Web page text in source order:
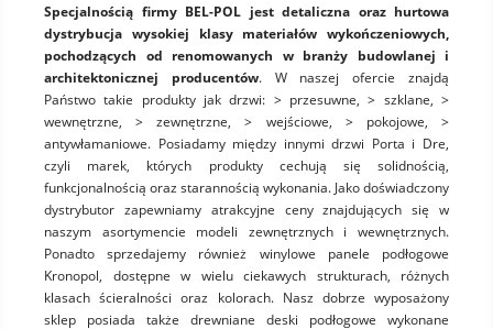
Specjalnością firmy BEL-POL jest detaliczna oraz hurtowa
dystrybucja wysokiej klasy materiałów wykończeniowych,
pochodzących od renomowanych w branży budowlanej i
architektonicznej producentów. W naszej ofercie znajdą
Państwo takie produkty jak drzwi: > przesuwne, > szklane, >
wewnętrzne, > zewnętrzne, > wejściowe, > pokojowe, >
antywłamaniowe. Posiadamy między innymi drzwi Porta i Dre,
czyli marek, których produkty cechują się solidnością,
funkcjonalnością oraz starannością wykonania. Jako doświadczony
dystrybutor zapewniamy atrakcyjne ceny znajdujących się w
naszym asortymencie modeli zewnętrznych i wewnętrznych.
Ponadto sprzedajemy również winylowe panele podłogowe
Kronopol, dostępne w wielu ciekawych strukturach, różnych
klasach ścieralności oraz kolorach. Nasz dobrze wyposażony
sklep posiada także drewniane deski podłogowe wykonane